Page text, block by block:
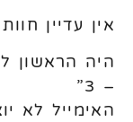
אין עדיין
היה הראשון
– 3”
האימייל לא